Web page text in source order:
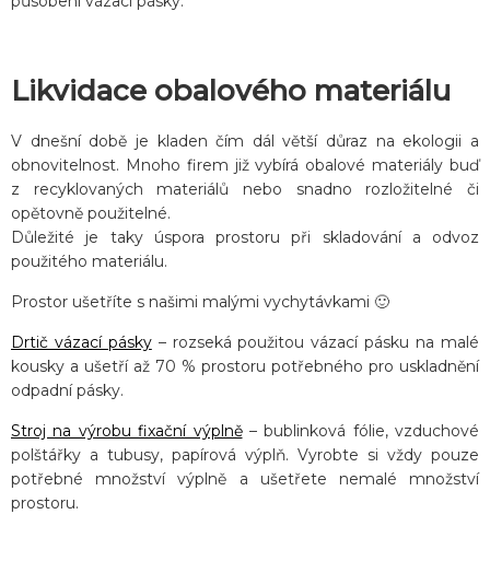
Likvidace obalového materiálu
V dnešní době je kladen čím dál větší důraz na ekologii a
obnovitelnost. Mnoho firem již vybírá obalové materiály buď
z recyklovaných materiálů nebo snadno rozložitelné či
opětovně použitelné.
Důležité je taky úspora prostoru při skladování a odvoz
použitého materiálu.
Prostor ušetříte s našimi malými vychytávkami 🙂
Drtič vázací pásky– rozseká použitou vázací pásku na malé
kousky a ušetří až 70 % prostoru potřebného pro uskladnění
odpadní pásky.
Stroj na výrobu fixační výplně– bublinková fólie, vzduchové
polštářky a tubusy, papírová výplň. Vyrobte si vždy pouze
potřebné množství výplně a ušetřete nemalé množství
prostoru.